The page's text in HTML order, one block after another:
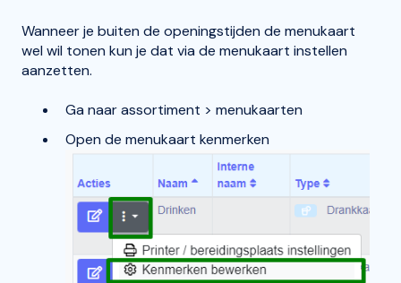
Wanneer je buiten de openingstijden de menukaart
wel wil tonen kun je dat via de menukaart instellen
aanzetten.
Ga naar assortiment > menukaarten
Open de menukaart kenmerken